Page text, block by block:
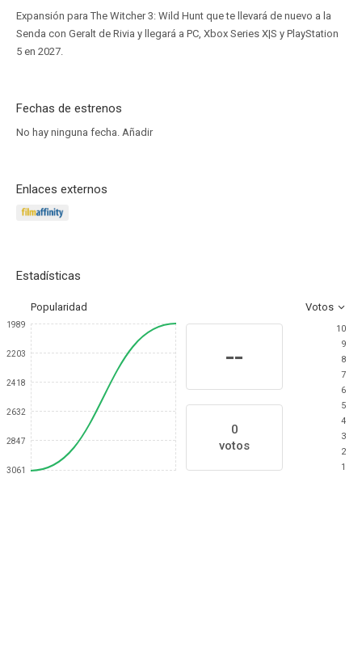
Expansión para The Witcher 3: Wild Hunt que te llevará de nuevo a la
Senda con Geralt de Rivia y llegará a PC, Xbox Series X|S y PlayStation
5 en 2027.
Fechas de estrenos
No hay ninguna fecha. Añadir
Enlaces externos
Estadísticas
Popularidad Votos
1989
2203
2418
2632
2847
3061
--
0
votos
10
9
8
7
6
5
4
3
2
1